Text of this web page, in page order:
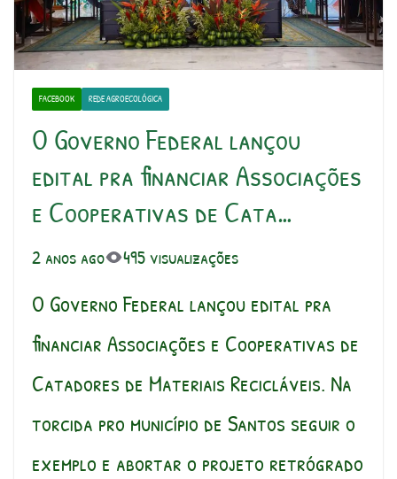
FACEBOOK REDE AGROECOLÓGICA
O Governo Federal lançou
edital pra financiar Associações
e Cooperativas de Cata…
2 anos ago 495 visualizações
O Governo Federal lançou edital pra
financiar Associações e Cooperativas de
Catadores de Materiais Recicláveis. Na
torcida pro município de Santos seguir o
exemplo e abortar o projeto retrógrado